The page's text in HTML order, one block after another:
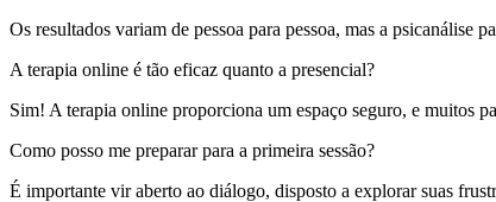
Os resultados variam de pessoa para pessoa, mas a psicanálise
A terapia online é tão eficaz quanto a presencial?
Sim! A terapia online proporciona um espaço seguro, e muitos
Como posso me preparar para a primeira sessão?
É importante vir aberto ao diálogo, disposto a explorar suas